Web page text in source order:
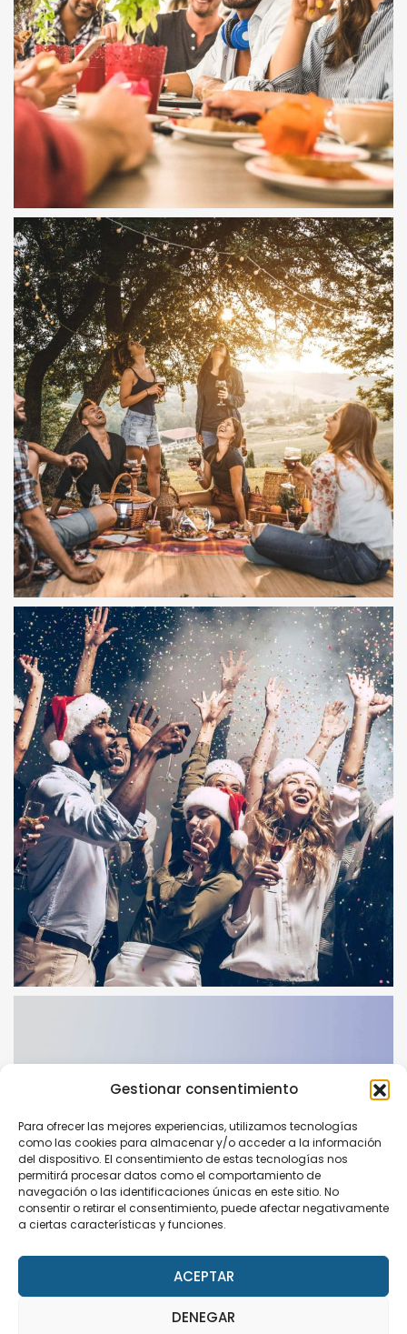
Gestionar consentimiento
Para ofrecer las mejores experiencias, utilizamos tecnologías
como las cookies para almacenar y/o acceder a la información
del dispositivo. El consentimiento de estas tecnologías nos
permitirá procesar datos como el comportamiento de
navegación o las identificaciones únicas en este sitio. No
consentir o retirar el consentimiento, puede afectar negativamente
a ciertas características y funciones.
ACEPTAR
DENEGAR